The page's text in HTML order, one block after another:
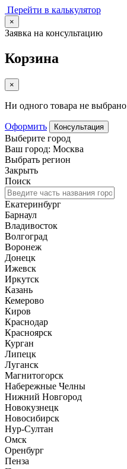
Перейти в калькулятор
×
Заявка на консультацию
Корзина
×
Ни одного товара не выбрано
Оформить Консультация
Выберите город
Ваш город: Москва
Выбрать регион
Закрыть
Поиск
Екатеринбург
Барнаул
Владивосток
Волгоград
Воронеж
Донецк
Ижевск
Иркутск
Казань
Кемерово
Киров
Краснодар
Красноярск
Курган
Липецк
Луганск
Магнитогорск
Набережные Челны
Нижний Новгород
Новокузнецк
Новосибирск
Нур-Султан
Омск
Оренбург
Пенза